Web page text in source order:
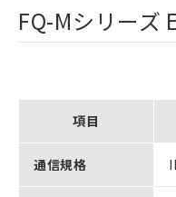
FQ-Mシリーズ
項目
通信規格